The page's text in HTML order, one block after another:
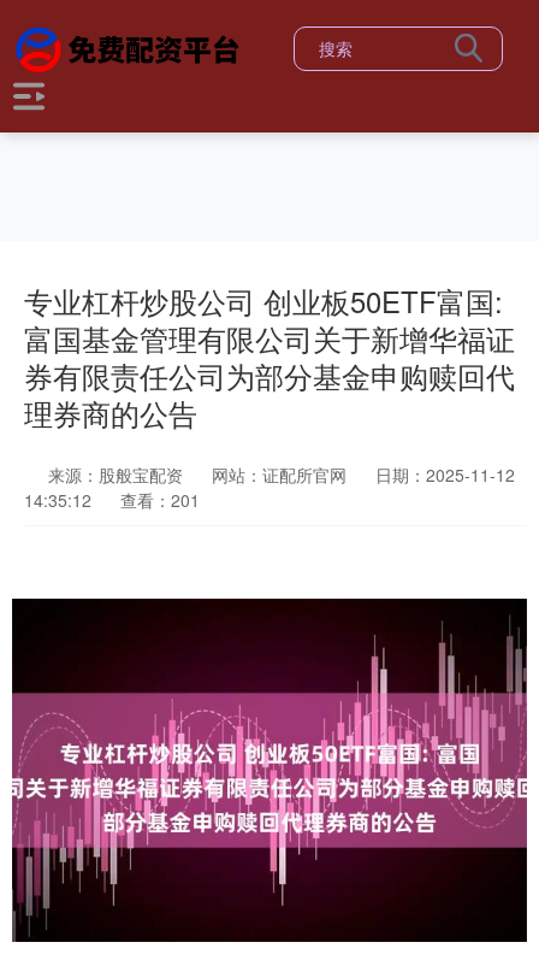
专业杠杆炒股公司 创业板50ETF富国:
富国基金管理有限公司关于新增华福证
券有限责任公司为部分基金申购赎回代
理券商的公告
来源：股般宝配资 网站：证配所官网
日期：2025-11-12
14:35:12
查看：201